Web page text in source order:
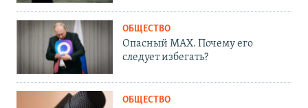
ОБЩЕСТВО
Опасный MAX. Почему его
следует избегать?
ОБЩЕСТВО